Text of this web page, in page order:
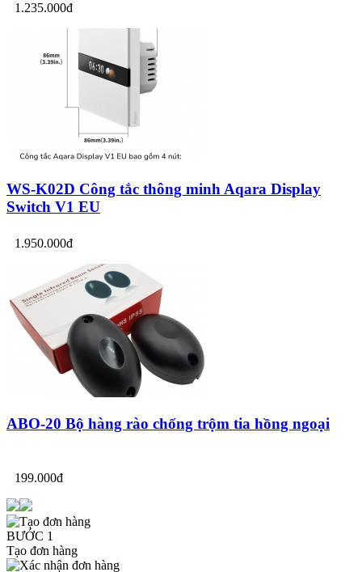
1.235.000đ
WS-K02D Công tắc thông minh Aqara Display
Switch V1 EU
1.950.000đ
ABO-20 Bộ hàng rào chống trộm tia hồng ngoại
199.000đ
BƯỚC 1
Tạo đơn hàng